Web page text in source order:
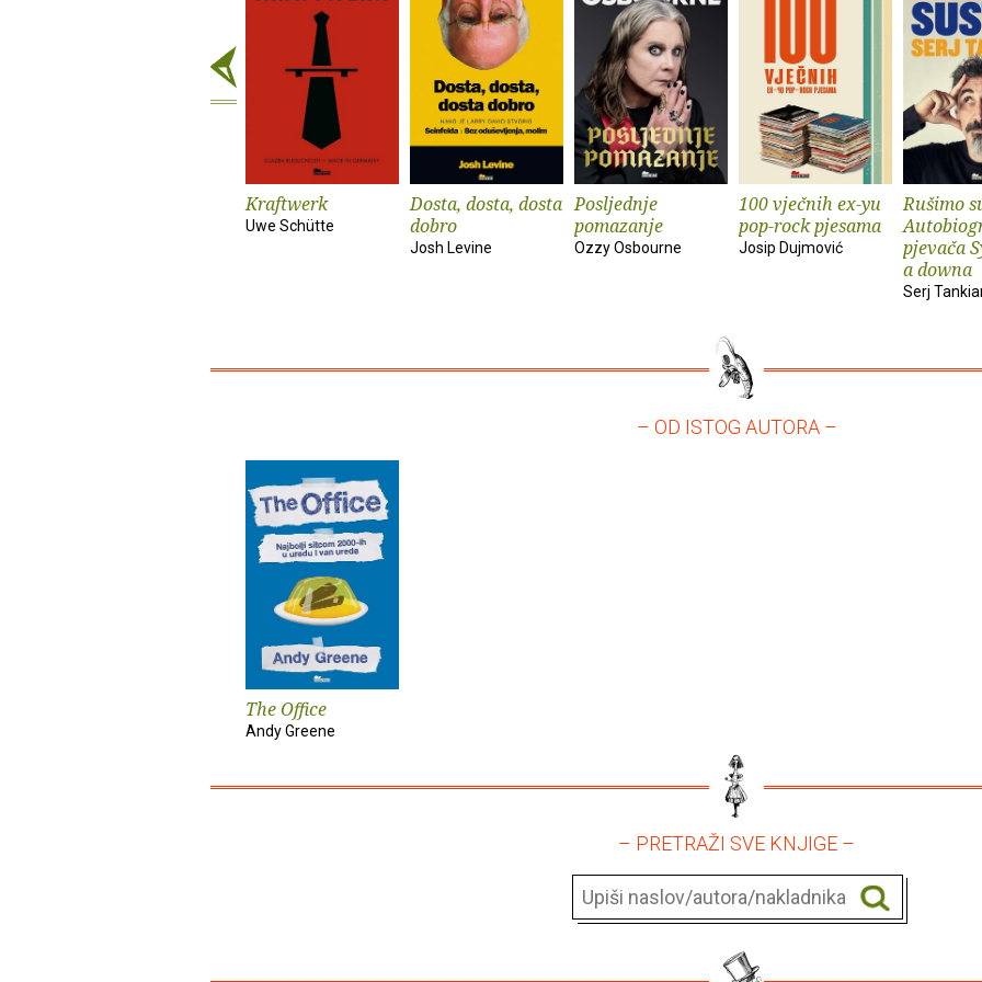
Kraftwerk
Uwe Schütte
Dosta, dosta, dosta
dobro
Josh Levine
Posljednje
pomazanje
Ozzy Osbourne
100 vječnih ex-yu
pop-rock pjesama
Josip Dujmović
Rušimo
pjevača
a downa
Serj
– OD ISTOG AUTORA –
The Office
Andy Greene
– PRETRAŽI SVE KNJIGE –